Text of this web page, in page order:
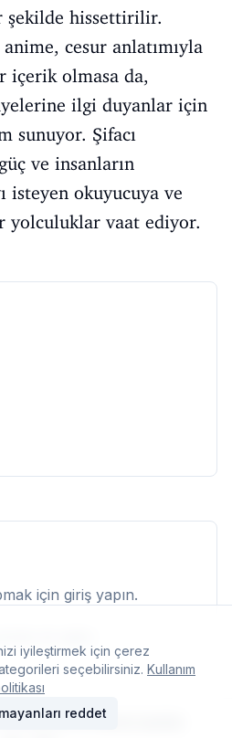
şekilde hissettirilir.
cesur anlatımıyla
içerik olmasa da,
ilgi duyanlar için
sunuyor. Şifacı
ve insanların
isteyen okuyucuya ve
yolculuklar vaat ediyor.
için giriş yapın.
siz yapın.
EkipİletişimÇerez ayarları
iyileştirmek için çerez
seçebilirsiniz. Kullanım
reddet